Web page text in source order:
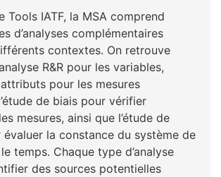
Tools IATF, la MSA comprend
d’analyses complémentaires
contextes. On retrouve
R&R pour les variables,
attributs pour les mesures
de biais pour vérifier
mesures, ainsi que l’étude de
la constance du système de
temps. Chaque type d’analyse
des sources potentielles